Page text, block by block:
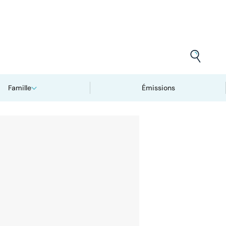
Famille Émissions